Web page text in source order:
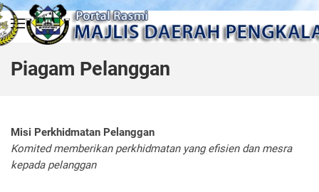
Skip to main content
Piagam Pelanggan
Misi Perkhidmatan Pelanggan
Komited memberikan perkhidmatan yang efisien dan mesra
kepada pelanggan